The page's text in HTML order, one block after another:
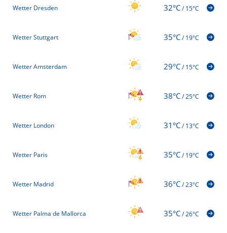
Wetter Dresden 32°C/15°C
Wetter Stuttgart 35°C/19°C
Wetter Amsterdam 29°C/15°C
Wetter Rom 38°C/25°C
Wetter London 31°C/13°C
Wetter Paris 35°C/19°C
Wetter Madrid 36°C/23°C
Wetter Palma de Mallorca 35°C/26°C